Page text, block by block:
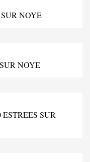
NOYE
NOYE
SUR